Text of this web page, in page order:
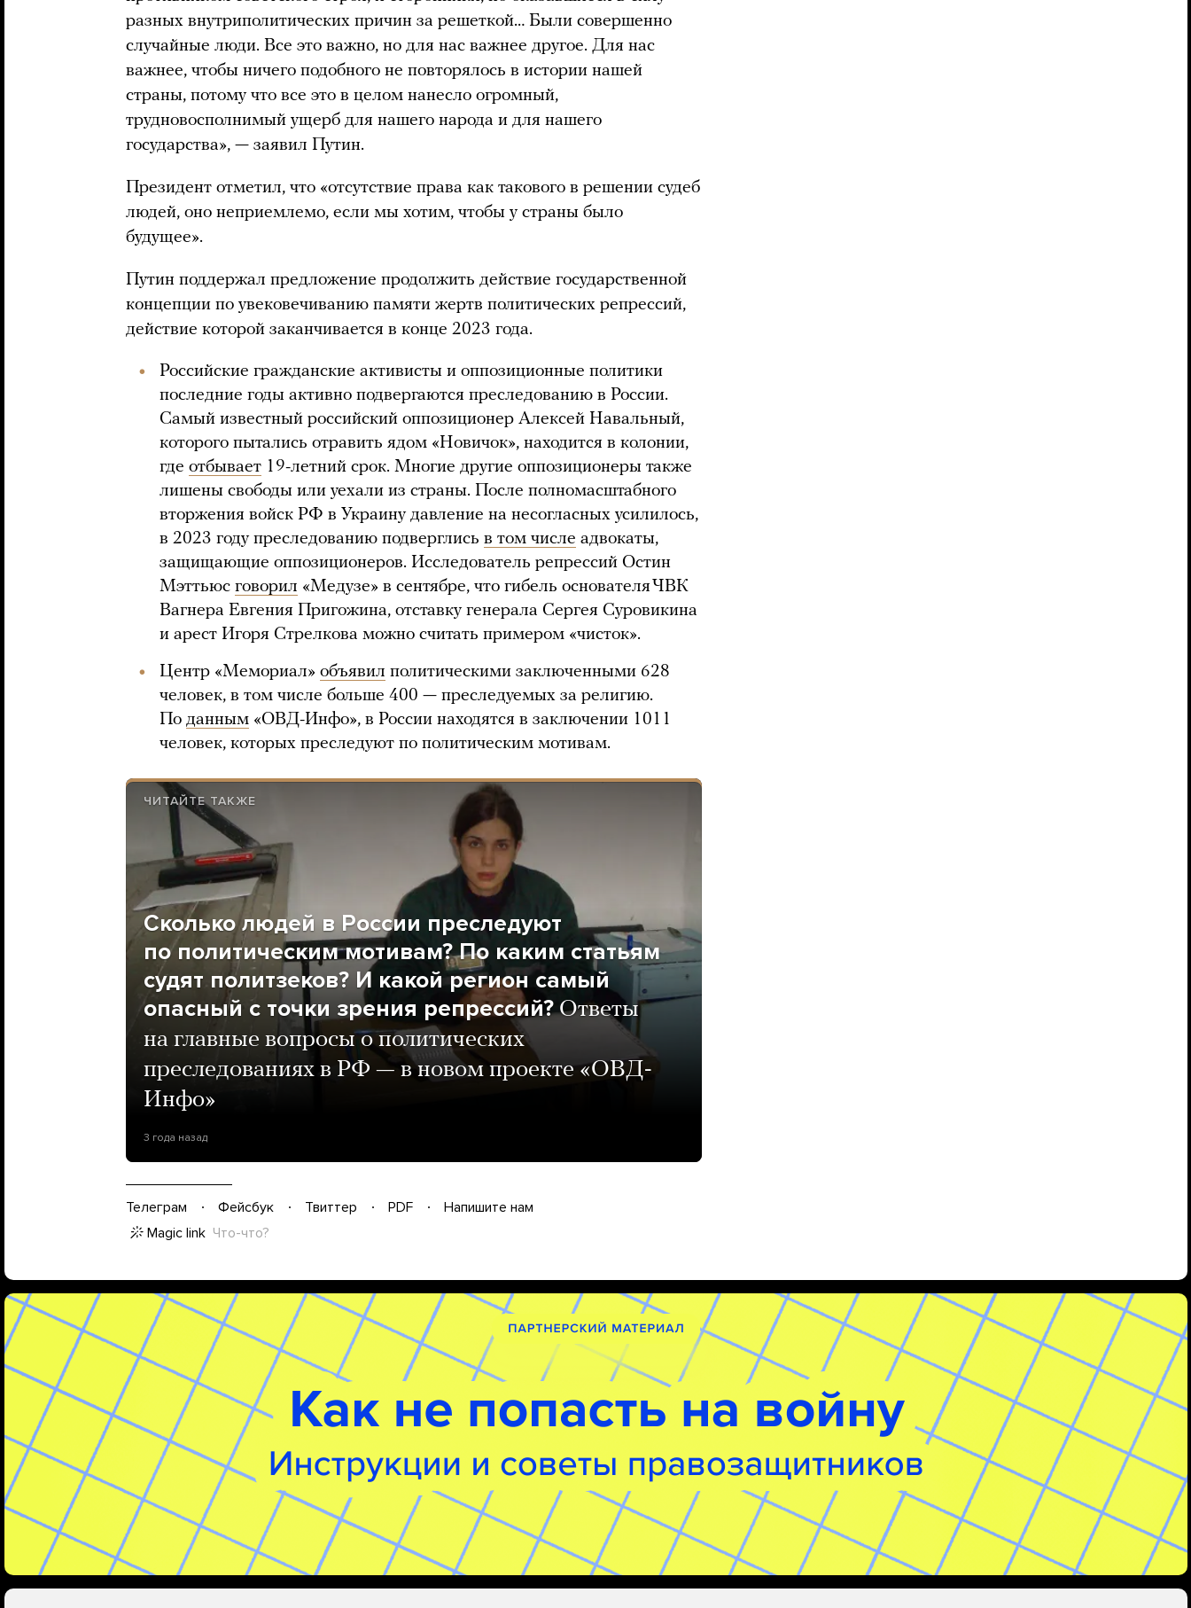
разных внутриполитических причин за решеткой… Были совершенно
случайные люди. Все это важно, но для нас важнее другое. Для нас
важнее, чтобы ничего подобного не повторялось в истории нашей
страны, потому что все это в целом нанесло огромный,
трудновосполнимый ущерб для нашего народа и для нашего
государства», — заявил Путин.
Президент отметил, что «отсутствие права как такового в решении судеб
людей, оно неприемлемо, если мы хотим, чтобы у страны было
будущее».
Путин поддержал предложение продолжить действие государственной
концепции по увековечиванию памяти жертв политических репрессий,
действие которой заканчивается в конце 2023 года.
Российские гражданские активисты и оппозиционные политики
последние годы активно подвергаются преследованию в России.
Самый известный российский оппозиционер Алексей Навальный,
которого пытались отравить ядом «Новичок», находится в колонии,
где отбывает 19-летний срок. Многие другие оппозиционеры также
лишены свободы или уехали из страны. После полномасштабного
вторжения войск РФ в Украину давление на несогласных усилилось,
в 2023 году преследованию подверглись в том числе адвокаты,
защищающие оппозиционеров. Исследователь репрессий Остин
Мэттьюс говорил «Медузе» в сентябре, что гибель основателя ЧВК
Вагнера Евгения Пригожина, отставку генерала Сергея Суровикина
и арест Игоря Стрелкова можно считать примером «чисток».
Центр «Мемориал» объявил политическими заключенными 628
человек, в том числе больше 400 — преследуемых за религию.
По данным «ОВД-Инфо», в России находятся в заключении 1011
человек, которых преследуют по политическим мотивам.
ЧИТАЙТЕ ТАКЖЕ
Сколько людей в России преследуют
по политическим мотивам? По каким статьям
судят политзеков? И какой регион самый
опасный с точки зрения репрессий? Ответы
на главные вопросы о политических
преследованиях в РФ — в новом проекте «ОВД-
Инфо»
3 года назад
Телеграм Фейсбук Твиттер PDF
Напишите нам
Magic link Что-что?